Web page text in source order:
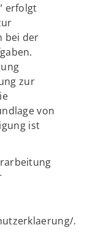
erfolgt
bei der
zur
von
ist
.